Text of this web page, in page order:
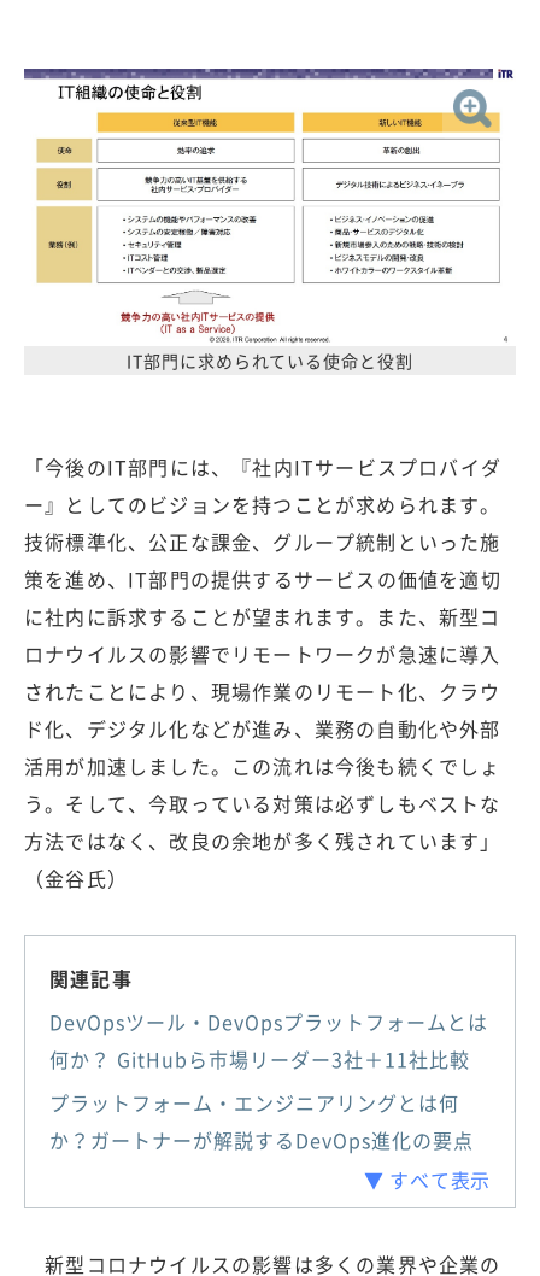
IT部門に求められている使命と役割
「今後のIT部門には、『社内ITサービスプロバイダ
ー』としてのビジョンを持つことが求められます。
技術標準化、公正な課金、グループ統制といった施
策を進め、IT部門の提供するサービスの価値を適切
に社内に訴求することが望まれます。また、新型コ
ロナウイルスの影響でリモートワークが急速に導入
されたことにより、現場作業のリモート化、クラウ
ド化、デジタル化などが進み、業務の自動化や外部
活用が加速しました。この流れは今後も続くでしょ
う。そして、今取っている対策は必ずしもベストな
方法ではなく、改良の余地が多く残されています」
（金谷氏）
関連記事
DevOpsツール・DevOpsプラットフォームとは
何か？ GitHubら市場リーダー3社＋11社比較
プラットフォーム・エンジニアリングとは何
か？ガートナーが解説するDevOps進化の要点
▼ すべて表示
新型コロナウイルスの影響は多くの業界や企業の